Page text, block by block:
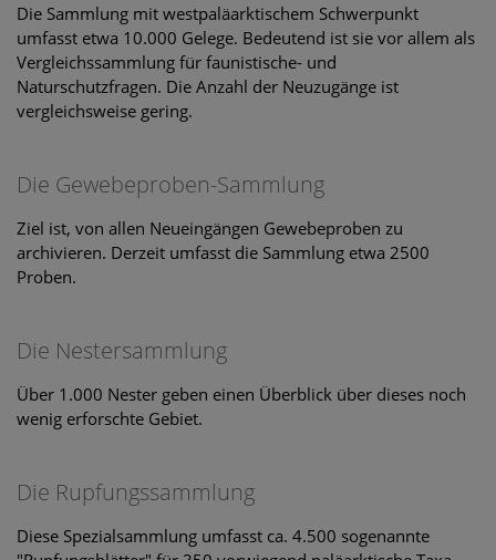
Die Sammlung mit westpaläarktischem Schwerpunkt
umfasst etwa 10.000 Gelege. Bedeutend ist sie vor allem als
Vergleichssammlung für faunistische- und
Naturschutzfragen. Die Anzahl der Neuzugänge ist
vergleichsweise gering.
Die Gewebeproben-Sammlung
Ziel ist, von allen Neueingängen Gewebeproben zu
archivieren. Derzeit umfasst die Sammlung etwa 2500
Proben.
Die Nestersammlung
Über 1.000 Nester geben einen Überblick über dieses noch
wenig erforschte Gebiet.
Die Rupfungssammlung
Diese Spezialsammlung umfasst ca. 4.500 sogenannte